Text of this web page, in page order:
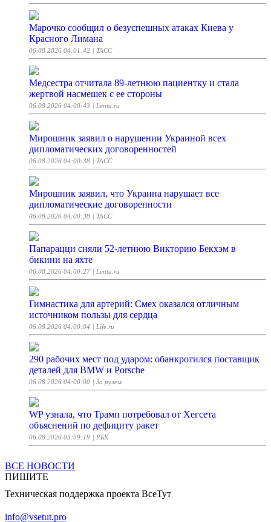
Марочко сообщил о безуспешных атаках Киева у
Красного Лимана
06.08.2026 04:01:42 | ТАСС
Медсестра отчитала 89-летнюю пациентку и стала
жертвой насмешек с ее стороны
06.08.2026 04:00:43 | Lenta.ru
Мирошник заявил о нарушении Украиной всех
дипломатических договоренностей
06.08.2026 04:00:38 | ТАСС
Мирошник заявил, что Украина нарушает все
дипломатические договоренности
06.08.2026 04:00:38 | ТАСС
Папарацци сняли 52-летнюю Викторию Бекхэм в
бикини на яхте
06.08.2026 04:00:27 | Lenta.ru
Гимнастика для артерий: Смех оказался отличным
источником пользы для сердца
06.08.2026 04:00:04 | Life.ru
290 рабочих мест под ударом: обанкротился поставщик
деталей для BMW и Porsche
06.08.2026 04:00:00 | За рулем
WP узнала, что Трамп потребовал от Хегсета
объяснений по дефициту ракет
06.08.2026 03:59:19 | РБК
WP узнала о недовольстве Трампа Хегсетом из-за
истощения запасов вооружений
06.08.2026 03:57:08 | ТАСС
ВСЕ НОВОСТИ
ПИШИТЕ
Техническая поддержка проекта ВсеТут
info@vsetut.pro